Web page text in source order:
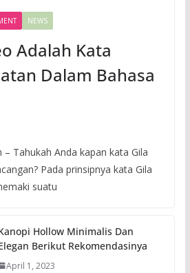
NEWS
Adalah Kata
Dalam Bahasa
Tahukah Anda kapan kata Gila
Pada prinsipnya kata Gila
suatu
Hollow Minimalis Dan
Berikut Rekomendasinya
April 1, 2023